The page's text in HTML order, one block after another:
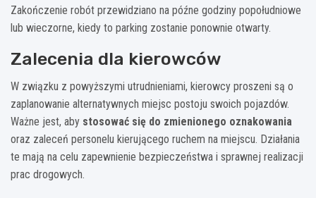
Zakończenie robót przewidziano na późne godziny popołudniowe
lub wieczorne, kiedy to parking zostanie ponownie otwarty.
Zalecenia dla kierowców
W związku z powyższymi utrudnieniami, kierowcy proszeni są o
zaplanowanie alternatywnych miejsc postoju swoich pojazdów.
Ważne jest, aby stosować się do zmienionego oznakowania
oraz zaleceń personelu kierującego ruchem na miejscu. Działania
te mają na celu zapewnienie bezpieczeństwa i sprawnej realizacji
prac drogowych.